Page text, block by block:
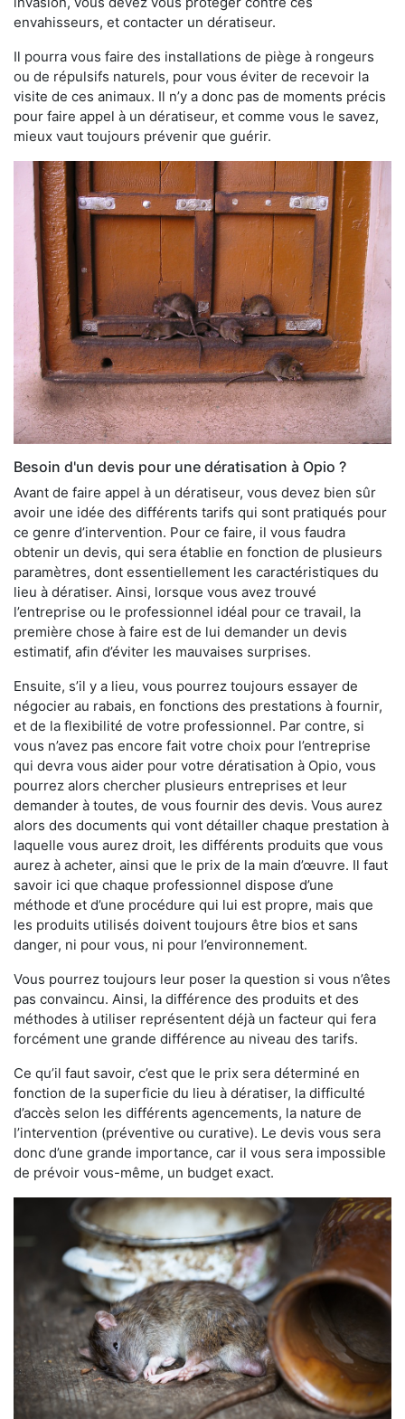
envahisseurs, et contacter un dératiseur.
Il pourra vous faire des installations de piège à rongeurs
ou de répulsifs naturels, pour vous éviter de recevoir la
visite de ces animaux. Il n’y a donc pas de moments précis
pour faire appel à un dératiseur, et comme vous le savez,
mieux vaut toujours prévenir que guérir.
Besoin d'un devis pour une dératisation à Opio ?
Avant de faire appel à un dératiseur, vous devez bien sûr
avoir une idée des différents tarifs qui sont pratiqués pour
ce genre d’intervention. Pour ce faire, il vous faudra
obtenir un devis, qui sera établie en fonction de plusieurs
paramètres, dont essentiellement les caractéristiques du
lieu à dératiser. Ainsi, lorsque vous avez trouvé
l’entreprise ou le professionnel idéal pour ce travail, la
première chose à faire est de lui demander un devis
estimatif, afin d’éviter les mauvaises surprises.
Ensuite, s’il y a lieu, vous pourrez toujours essayer de
négocier au rabais, en fonctions des prestations à fournir,
et de la flexibilité de votre professionnel. Par contre, si
vous n’avez pas encore fait votre choix pour l’entreprise
qui devra vous aider pour votre dératisation à Opio, vous
pourrez alors chercher plusieurs entreprises et leur
demander à toutes, de vous fournir des devis. Vous aurez
alors des documents qui vont détailler chaque prestation à
laquelle vous aurez droit, les différents produits que vous
aurez à acheter, ainsi que le prix de la main d’œuvre. Il faut
savoir ici que chaque professionnel dispose d’une
méthode et d’une procédure qui lui est propre, mais que
les produits utilisés doivent toujours être bios et sans
danger, ni pour vous, ni pour l’environnement.
Vous pourrez toujours leur poser la question si vous n’êtes
pas convaincu. Ainsi, la différence des produits et des
méthodes à utiliser représentent déjà un facteur qui fera
forcément une grande différence au niveau des tarifs.
Ce qu’il faut savoir, c’est que le prix sera déterminé en
fonction de la superficie du lieu à dératiser, la difficulté
d’accès selon les différents agencements, la nature de
l’intervention (préventive ou curative). Le devis vous sera
donc d’une grande importance, car il vous sera impossible
de prévoir vous-même, un budget exact.